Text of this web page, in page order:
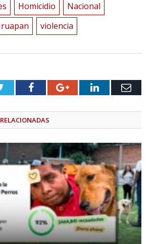
Homicidio
Nacional
violencia
TwitterFacebookGoogle+LinkedIn
RELACIONADAS